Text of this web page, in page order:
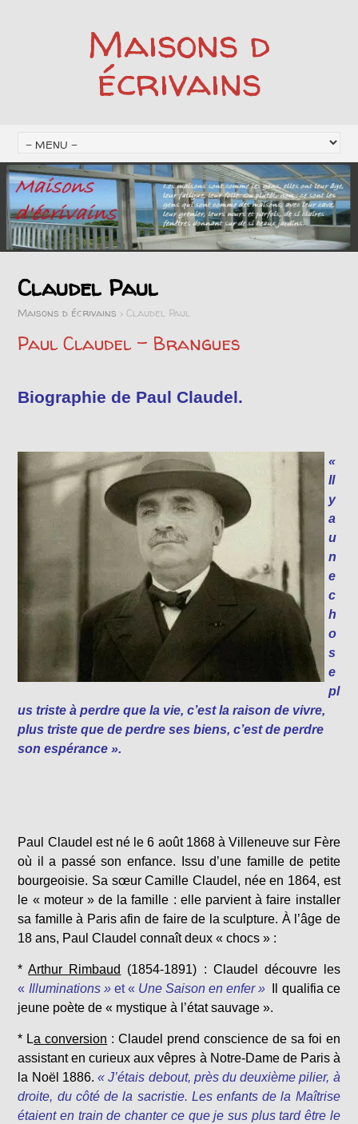
Maisons d
écrivains
Claudel Paul
Maisons d écrivains >Claudel Paul
Paul Claudel – Brangues
Biographie de Paul Claudel.
«
Il
y
a
u
n
e
c
h
o
s
e
pl
us triste à perdre que la vie, c’est la raison de vivre,
plus triste que de perdre ses biens, c’est de perdre
son espérance ».
Paul Claudel est né le 6 août 1868 à Villeneuve sur Fère
où il a passé son enfance. Issu d’une famille de petite
bourgeoisie. Sa sœur Camille Claudel, née en 1864, est
le « moteur » de la famille : elle parvient à faire installer
sa famille à Paris afin de faire de la sculpture. À l’âge de
18 ans, Paul Claudel connaît deux « chocs » :
*Arthur Rimbaud
(1854-1891) : Claudel découvre les
« Illuminations »et « Une Saison en enfer »
Il qualifia ce
jeune poète de « mystique à l’état sauvage ».
* La conversion : Claudel prend conscience de sa foi en
assistant en curieux aux vêpres à Notre-Dame de Paris à
la Noël 1886.« J’étais debout, près du deuxième pilier, à
droite, du côté de la sacristie. Les enfants de la Maîtrise
étaient en train de chanter ce que je sus plus tard être le